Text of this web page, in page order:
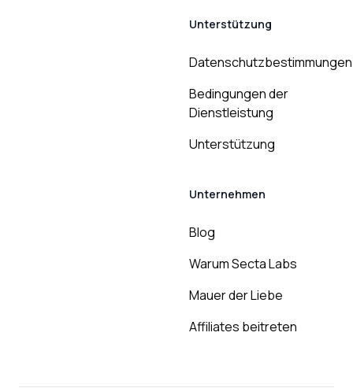
Unterstützung
Datenschutzbestimmungen
Bedingungen der
Dienstleistung
Unterstützung
Unternehmen
Blog
Warum Secta Labs
Mauer der Liebe
Affiliates beitreten